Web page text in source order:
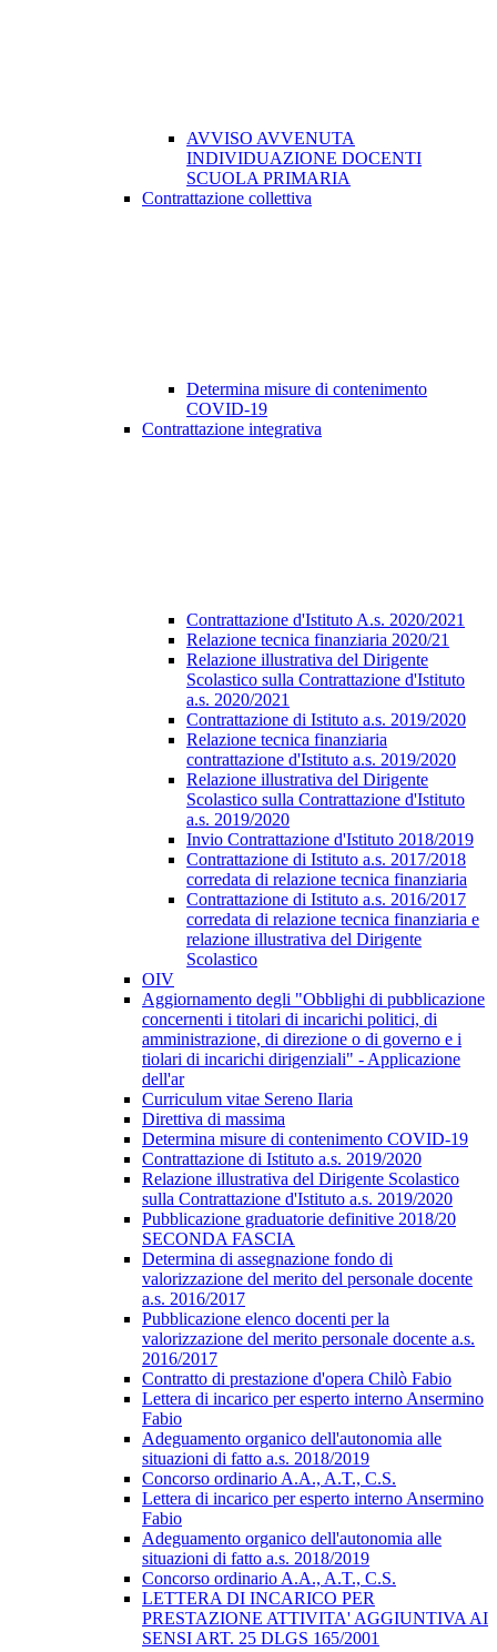
AVVISO AVVENUTA
INDIVIDUAZIONE DOCENTI
SCUOLA PRIMARIA
Contrattazione collettiva
Determina misure di contenimento
COVID-19
Contrattazione integrativa
Contrattazione d'Istituto A.s. 2020/2021
Relazione tecnica finanziaria 2020/21
Relazione illustrativa del Dirigente
Scolastico sulla Contrattazione d'Istituto
a.s. 2020/2021
Contrattazione di Istituto a.s. 2019/2020
Relazione tecnica finanziaria
contrattazione d'Istituto a.s. 2019/2020
Relazione illustrativa del Dirigente
Scolastico sulla Contrattazione d'Istituto
a.s. 2019/2020
Invio Contrattazione d'Istituto 2018/2019
Contrattazione di Istituto a.s. 2017/2018
corredata di relazione tecnica finanziaria
Contrattazione di Istituto a.s. 2016/2017
corredata di relazione tecnica finanziaria e
relazione illustrativa del Dirigente
Scolastico
OIV
Aggiornamento degli "Obblighi di pubblicazione
concernenti i titolari di incarichi politici, di
amministrazione, di direzione o di governo e i
tiolari di incarichi dirigenziali" - Applicazione
dell'ar
Curriculum vitae Sereno Ilaria
Direttiva di massima
Determina misure di contenimento COVID-19
Contrattazione di Istituto a.s. 2019/2020
Relazione illustrativa del Dirigente Scolastico
sulla Contrattazione d'Istituto a.s. 2019/2020
Pubblicazione graduatorie definitive 2018/20
SECONDA FASCIA
Determina di assegnazione fondo di
valorizzazione del merito del personale docente
a.s. 2016/2017
Pubblicazione elenco docenti per la
valorizzazione del merito personale docente a.s.
2016/2017
Contratto di prestazione d'opera Chilò Fabio
Lettera di incarico per esperto interno Ansermino
Fabio
Adeguamento organico dell'autonomia alle
situazioni di fatto a.s. 2018/2019
Concorso ordinario A.A., A.T., C.S.
Lettera di incarico per esperto interno Ansermino
Fabio
Adeguamento organico dell'autonomia alle
situazioni di fatto a.s. 2018/2019
Concorso ordinario A.A., A.T., C.S.
LETTERA DI INCARICO PER
PRESTAZIONE ATTIVITA' AGGIUNTIVA AI
SENSI ART. 25 DLGS 165/2001